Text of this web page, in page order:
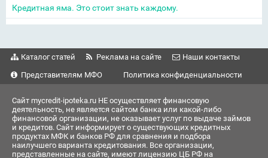
Кредитная яма. Это стоит знать каждому.
Каталог статей Реклама на сайте
Наши контакты
Представителям МФО
Политика конфиденциальности
Сайт mycredit-ipoteka.ru НЕ осуществляет финансовую
деятельность, не является сайтом банка или какой-либо
финансовой организации, не оказывает услуг по выдаче займов
и кредитов. Сайт информирует о существующих кредитных
продуктах МФК и банков РФ для сравнения и подбора
наилучшего варианта кредитования. Все организации,
представленные на сайте, имеют лицензию ЦБ РФ на